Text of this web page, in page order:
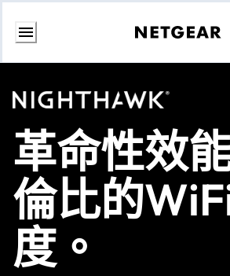
跳
革命性效
倫比的
度。